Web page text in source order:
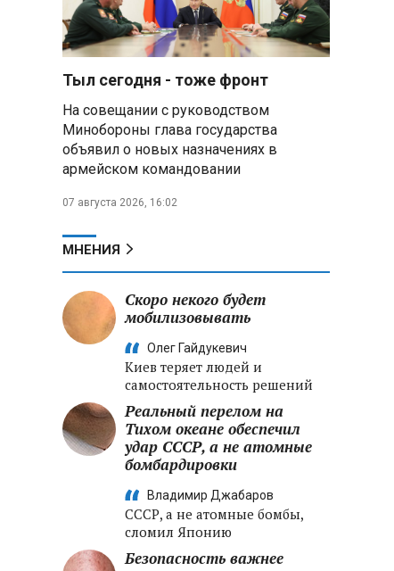
Тыл сегодня - тоже фронт
На совещании с руководством
Минобороны глава государства
объявил о новых назначениях в
армейском командовании
07 августа 2026, 16:02
МНЕНИЯ
Скоро некого будет
мобилизовывать
Олег Гайдукевич
Киев теряет людей и
самостоятельность решений
Реальный перелом на
Тихом океане обеспечил
удар СССР, а не атомные
бомбардировки
Владимир Джабаров
СССР, а не атомные бомбы,
сломил Японию
Безопасность важнее